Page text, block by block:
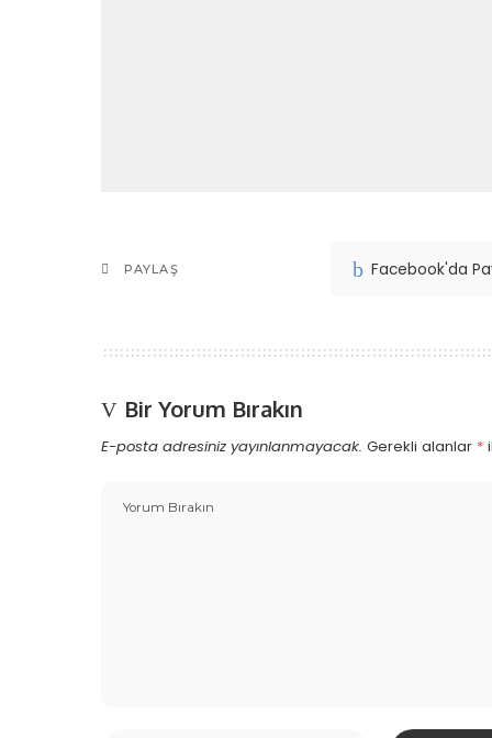
PAYLAŞ Facebook'da
Bir Yorum Bırakın
E-posta adresiniz yayınlanmayacak. Gerekli alanlar *